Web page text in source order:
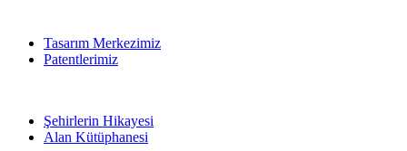
Tasarım Merkezimiz
Patentlerimiz
Şehirlerin Hikayesi
Alan Kütüphanesi